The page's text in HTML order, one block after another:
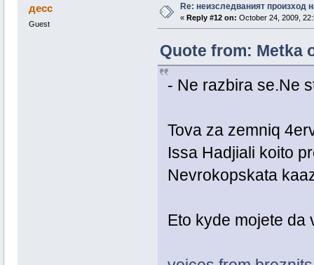
десс
Guest
Re: неизследваният произход
« Reply #12 on: October 24, 2009,
Quote from: Metka
- Ne razbira se.Ne
Tova za zemniq
Issa Hadjiali koito
Nevrokopskata
Eto kyde mojete da